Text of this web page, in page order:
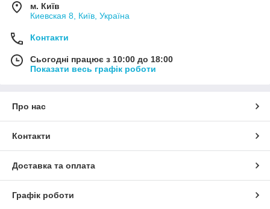
м. Київ
Киевская 8, Київ, Україна
Контакти
Сьогодні працює з 10:00 до 18:00
Показати весь графік роботи
Про нас
Контакти
Доставка та оплата
Графік роботи